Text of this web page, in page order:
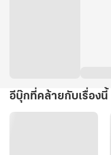
อีบุ๊กที่คล้ายกับเรื่องนี้